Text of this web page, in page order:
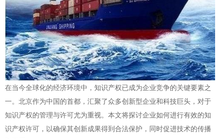
在当今全球化的经济环境中，知识产权已成为企业竞争的关键要素之
一。北京作为中国的首都，汇聚了众多创新型企业和科技巨头，对于
知识产权的管理与许可尤为重视。本文将探讨企业如何进行有效的知
识产权许可，以确保其创新成果得到合法保护，同时促进技术的传播